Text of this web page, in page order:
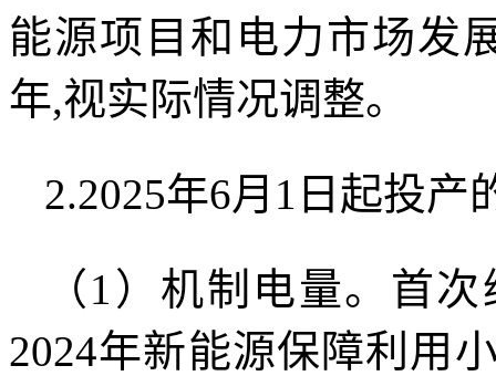
能源项目和电力市场发
年,视实际情况调整。
2.2025年6月1日起投产
（1）机制电量。首
2024年新能源保障利用